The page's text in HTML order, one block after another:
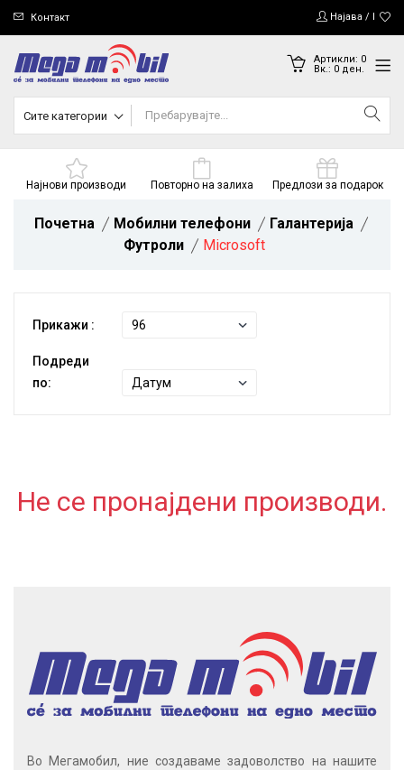
Контакт Најава /
Артикли: 0
Вк.: 0ден.
Сите категории
Најнови производи Повторно на залиха Предлози за подарок
Почетна Мобилни телефони
Галантерија
Футроли
Microsoft
Прикажи :
Подреди
по:
Не се пронајдени производи.
Во Мегамобил, ние создаваме задоволство на нашите